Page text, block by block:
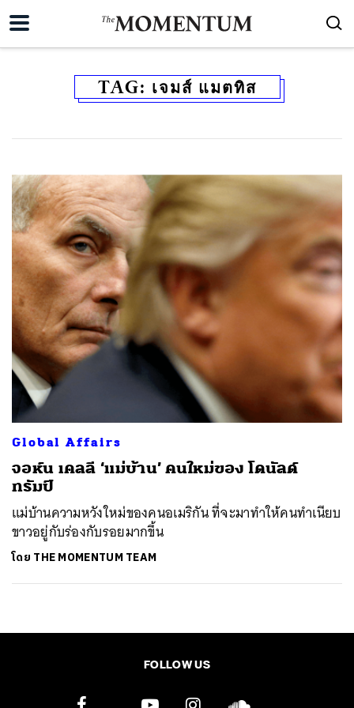
TAG: เจมส์ แมตทิส
Global Affairs
จอห์น เคลลี ‘แม่บ้าน’ คนใหม่ของ โดนัลด์
ทรัมป์
แม่บ้านความหวังใหม่ของคนอเมริกัน ที่จะมาทำให้คนทำเนียบ
ขาวอยู่กับร่องกับรอยมากขึ้น
โดย THE MOMENTUM TEAM
FOLLOW US
ค้นหา
TWEET LINE EMAIL